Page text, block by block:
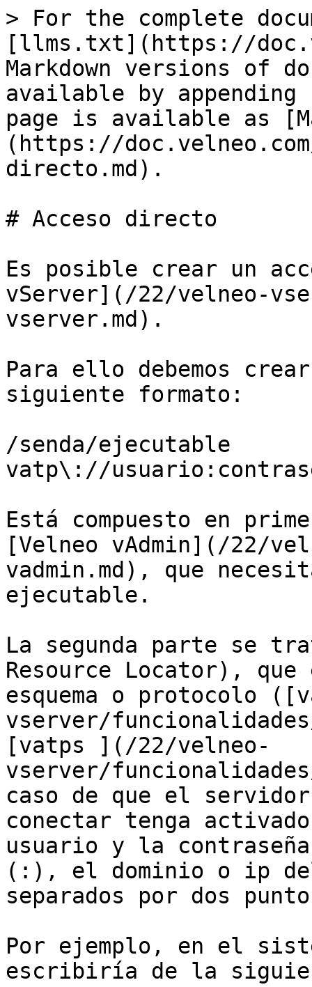
> For the complete
[llms.txt](https://
Markdown versions of
available by
page is available as
(https://
directo.md).
# Acceso directo
Es posible crear un
vServer](/22/velneo-
vserver.md).
Para ello debemos
siguiente formato:
/senda/ejecutable
vatp\://
Está compuesto en
[Velneo vAdmin](/22/
vadmin.md), que
ejecutable.
La segunda parte se
Resource Locator),
esquema o protocolo
vserver/
[vatps ](/22/velneo-
vserver/
caso de que el
conectar tenga
usuario y la
(:), el dominio o ip
separados por dos
Por ejemplo, en el
escribiría de la